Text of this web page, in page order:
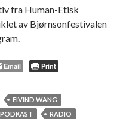
fra Human-Etisk
av Bjørnsonfestivalen
Email Print
EIVIND WANG
PODKAST
RADIO